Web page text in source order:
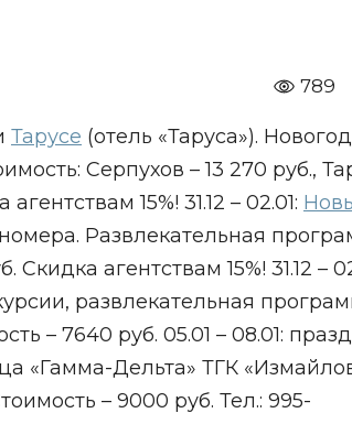
789
Тарусе (отель «Таруса»).
Серпухов – 13 270 руб.,
15%! 31.12 – 02.01:
Развлекательная
агентствам 15%! 31.12 –
развлекательная
– 7640 руб. 05.01 – 08.01:
«Гамма-Дельта» ТГК
– 9000 руб. Тел.: 995-